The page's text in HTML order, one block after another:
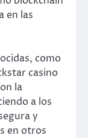
en las
como
casino
la
a los
y
en otros